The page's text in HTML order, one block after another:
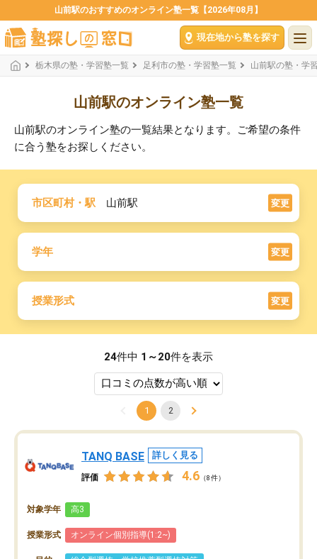
山前駅のおすすめのオンライン塾一覧【2026年08月】
現在地から塾を探す
栃木県の塾・学習塾一覧 足利市の塾・学習塾一覧 山前駅の塾・学
山前駅のオンライン塾一覧
山前駅のオンライン塾の一覧結果となります。ご希望の条件
に合う塾をお探しください。
市区町村・駅 山前駅 変更
学年 変更
授業形式 変更
24件中 1～20件を表示
1 2
TANQ BASE 詳しく見る
評価 4.6 （8件）
対象学年 高3
授業形式 オンライン個別指導(1:2~)